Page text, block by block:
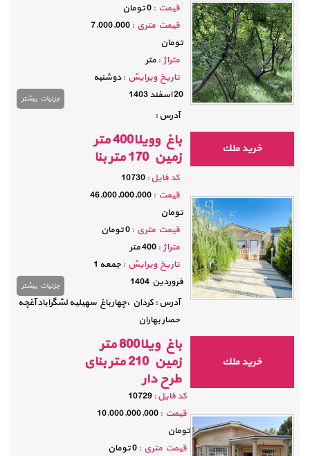
جزئيات بيشتر
قيمت :0 تومان
قيمت متري :7,000,000
تومان
متراژ :متر
تاريخ ویرایش :دوشنبه
20 اسفند 1403
آدرس :
خريد ملك
باغ وویلا400 متر
زمین 170 متر بنا
جزئيات بيشتر
كد فايل :10730
قيمت :46,000,000,000
تومان
قيمت متري :0 تومان
متراژ :400 متر
تاريخ ویرایش :
جمعه 1
فروردين 1404
آدرس : کردان ،چهارباغ سهیلیه لشگراباد آغچه
حصار بهاران
خريد ملك
باغ ویلا800 متر
زمین 210 متر بنای
طرح دار
كد فايل :10729
قيمت :10,000,000,000
تومان
قيمت متري :0 تومان